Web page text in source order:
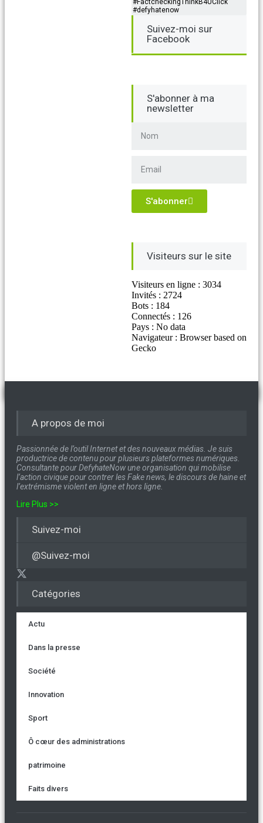
#FactcheckingThinkB4UClick
#defyhatenow
Suivez-moi sur
Facebook
S'abonner à ma
newsletter
S'abonner
Visiteurs sur le site
Visiteurs en ligne : 3034
Invités : 2724
Bots : 184
Connectés : 126
Pays : No data
Navigateur : Browser based on
Gecko
Catégories
Actu
Dans la presse
Société
Innovation
Sport
Ô cœur des administrations
patrimoine
Faits divers
A propos de moi
Passionnée de l’outil Internet et des nouveaux médias. Je suis
productrice de contenu pour plusieurs plateformes numériques.
Consultante pour DefyhateNow une organisation qui mobilise
l’action civique pour contrer les Fake news, le discours de haine et
l’extrémisme violent en ligne et hors ligne.
Lire Plus >>
Suivez-moi
@Suivez-moi